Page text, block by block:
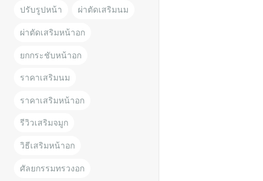
ปรับรูปหน้า ผ่าตัดเสริมนม
ผ่าตัดเสริมหน้าอก
ยกกระชับหน้าอก
ราคาเสริมนม
ราคาเสริมหน้าอก
รีวิวเสริมจมูก
วิธีเสริมหน้าอก
ศัลยกรรมทรวงอก